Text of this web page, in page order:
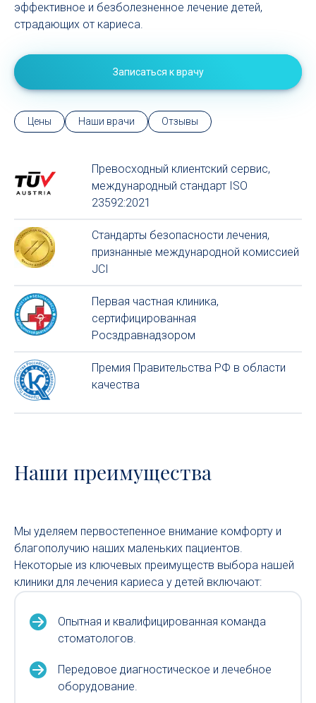
эффективное и безболезненное лечение детей,
страдающих от кариеса.
Записаться к врачу
Цены Наши врачи Отзывы
Превосходный клиентский сервиc,
международный стандарт ISO
23592:2021
Стандарты безопасности лечения,
признанные международной комиссией
JCI
Первая частная клиника,
сертифицированная
Росздравнадзором
Премия Правительства РФ в области
качества
Наши преимущества
Мы уделяем первостепенное внимание комфорту и
благополучию наших маленьких пациентов.
Некоторые из ключевых преимуществ выбора нашей
клиники для лечения кариеса у детей включают:
Опытная и квалифицированная команда
стоматологов.
Передовое диагностическое и лечебное
оборудование.